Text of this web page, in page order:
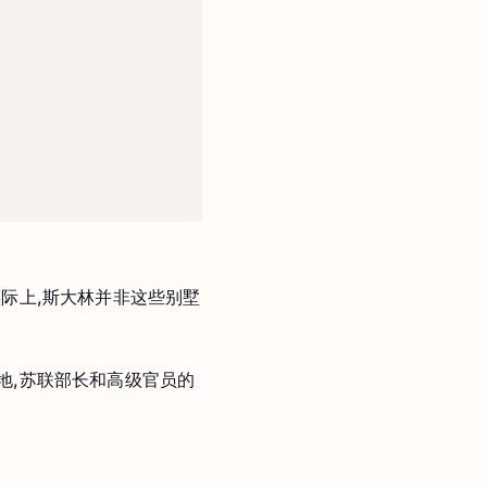
上,斯大林并非这些别墅
,苏联部长和高级官员的